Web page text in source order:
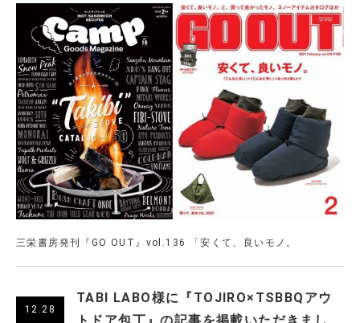
三栄書房発刊『GO OUT』vol.136 「安くて、良いモノ。
12.28
TABI LABO様に『TOJIRO×TSBBQアウ